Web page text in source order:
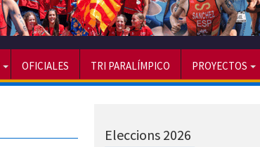
OFICIALES TRI PARALÍMPICO PROYECTOS
Eleccions 2026